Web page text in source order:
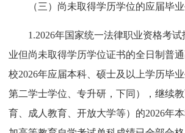
（三）尚未取得学历学位的应届毕
1.2026年国家统一法律职业资格考
业但尚未取得学历学位证书的全日制普
校2026年应届本科、硕士及以上学历毕
第二学士学位、专升研，下同），继续
育、成人教育、开放大学等）的2026年